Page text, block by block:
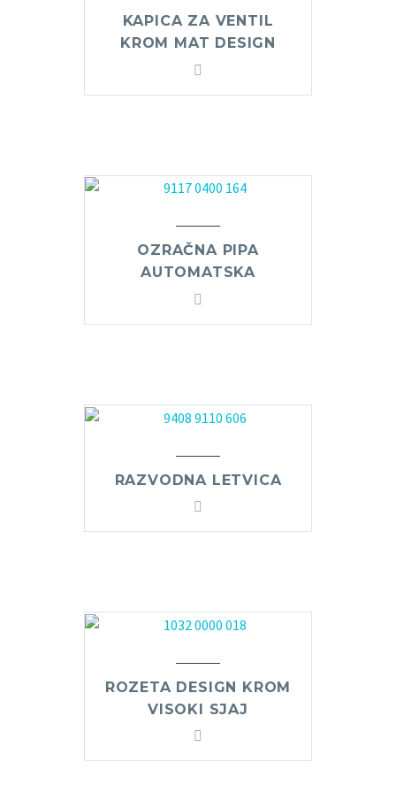
KAPICA ZA VENTIL
KROM MAT DESIGN
OZRAČNA PIPA
AUTOMATSKA
RAZVODNA LETVICA
ROZETA DESIGN KROM
VISOKI SJAJ